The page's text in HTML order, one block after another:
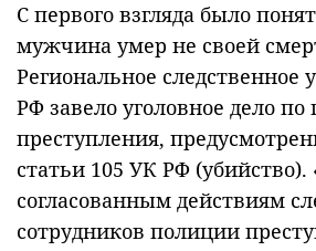
С первого взгляда было
мужчина умер не своей
Региональное следственное
РФ завело уголовное дело
преступления,
статьи 105 УК РФ (убийство).
согласованным действиям
сотрудников полиции